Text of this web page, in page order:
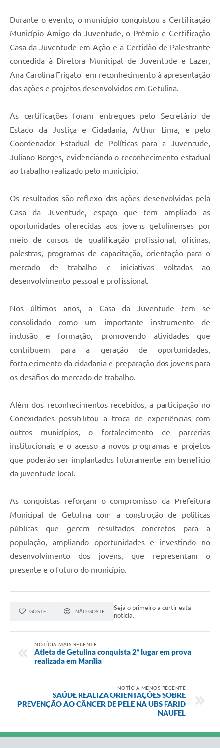
Durante o evento, o município conquistou a Certificação
Município Amigo da Juventude, o Prêmio e Certificação
Casa da Juventude em Ação e a Certidão de Palestrante
concedida à Diretora Municipal de Juventude e Lazer,
Ana Carolina Frigato, em reconhecimento à apresentação
das ações e projetos desenvolvidos em Getulina.
As certificações foram entregues pelo Secretário de
Estado da Justiça e Cidadania, Arthur Lima, e pelo
Coordenador Estadual de Políticas para a Juventude,
Juliano Borges, evidenciando o reconhecimento estadual
ao trabalho realizado pelo município.
Os resultados são reflexo das ações desenvolvidas pela
Casa da Juventude, espaço que tem ampliado as
oportunidades oferecidas aos jovens getulinenses por
meio de cursos de qualificação profissional, oficinas,
palestras, programas de capacitação, orientação para o
mercado de trabalho e iniciativas voltadas ao
desenvolvimento pessoal e profissional.
Nos últimos anos, a Casa da Juventude tem se
consolidado como um importante instrumento de
inclusão e formação, promovendo atividades que
contribuem para a geração de oportunidades,
fortalecimento da cidadania e preparação dos jovens para
os desafios do mercado de trabalho.
Além dos reconhecimentos recebidos, a participação no
Conexidades possibilitou a troca de experiências com
outros municípios, o fortalecimento de parcerias
institucionais e o acesso a novos programas e projetos
que poderão ser implantados futuramente em benefício
da juventude local.
As conquistas reforçam o compromisso da Prefeitura
Municipal de Getulina com a construção de políticas
públicas que gerem resultados concretos para a
população, ampliando oportunidades e investindo no
desenvolvimento dos jovens, que representam o
presente e o futuro do município.
GOSTEI NÃO GOSTEI
Seja o primeiro a curtir esta
notícia.
NOTÍCIA MAIS RECENTE
Atleta de Getulina conquista 2º lugar em prova
realizada em Marília
NOTÍCIA MENOS RECENTE
SAÚDE REALIZA ORIENTAÇÕES SOBRE
PREVENÇÃO AO CÂNCER DE PELE NA UBS FARID
NAUFEL